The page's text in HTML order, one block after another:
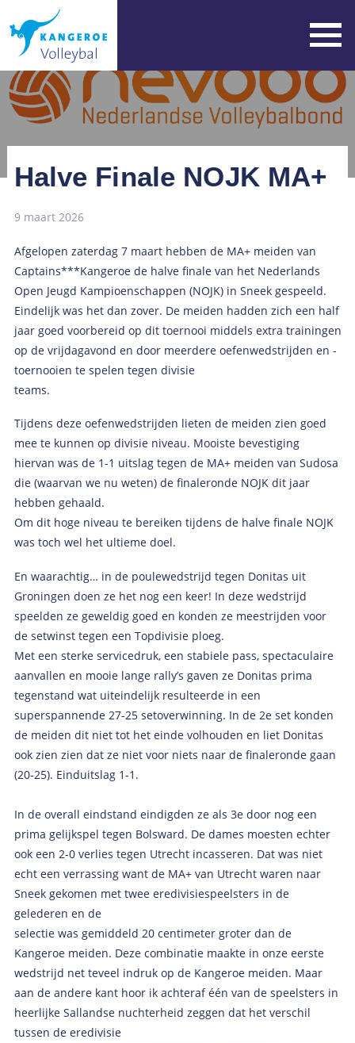
Halve Finale NOJK MA+
9 maart 2026
Afgelopen zaterdag 7 maart hebben de MA+ meiden van
Captains***Kangeroe de halve finale van het Nederlands
Open Jeugd Kampioenschappen (NOJK) in Sneek gespeeld.
Eindelijk was het dan zover. De meiden hadden zich een half
jaar goed voorbereid op dit toernooi middels extra trainingen
op de vrijdagavond en door meerdere oefenwedstrijden en -
toernooien te spelen tegen divisie
teams.
Tijdens deze oefenwedstrijden lieten de meiden zien goed
mee te kunnen op divisie niveau. Mooiste bevestiging
hiervan was de 1-1 uitslag tegen de MA+ meiden van Sudosa
die (waarvan we nu weten) de finaleronde NOJK dit jaar
hebben gehaald.
Om dit hoge niveau te bereiken tijdens de halve finale NOJK
was toch wel het ultieme doel.
En waarachtig… in de poulewedstrijd tegen Donitas uit
Groningen doen ze het nog een keer! In deze wedstrijd
speelden ze geweldig goed en konden ze meestrijden voor
de setwinst tegen een Topdivisie ploeg.
Met een sterke servicedruk, een stabiele pass, spectaculaire
aanvallen en mooie lange rally’s gaven ze Donitas prima
tegenstand wat uiteindelijk resulteerde in een
superspannende 27-25 setoverwinning. In de 2e set konden
de meiden dit niet tot het einde volhouden en liet Donitas
ook zien zien dat ze niet voor niets naar de finaleronde gaan
(20-25). Einduitslag 1-1.
In de overall eindstand eindigden ze als 3e door nog een
prima gelijkspel tegen Bolsward. De dames moesten echter
ook een 2-0 verlies tegen Utrecht incasseren. Dat was niet
echt een verrassing want de MA+ van Utrecht waren naar
Sneek gekomen met twee eredivisiespeelsters in de
gelederen en de
selectie was gemiddeld 20 centimeter groter dan de
Kangeroe meiden. Deze combinatie maakte in onze eerste
wedstrijd net teveel indruk op de Kangeroe meiden. Maar
aan de andere kant hoor ik achteraf één van de speelsters in
heerlijke Sallandse nuchterheid zeggen dat het verschil
tussen de eredivisie